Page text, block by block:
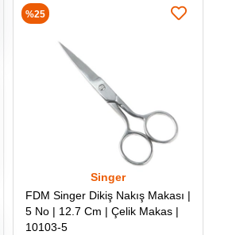
Singer
FDM Singer Dikiş Nakış Makası |
5 No | 12.7 Cm | Çelik Makas |
10103-5
%25